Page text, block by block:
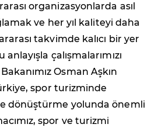
organizasyonlarda asıl
ve her yıl kaliteyi daha
takvimde kalıcı bir yer
çalışmalarımızı
Osman Aşkın
spor turizminde
dönüştürme yolunda önemli
spor ve turizmi